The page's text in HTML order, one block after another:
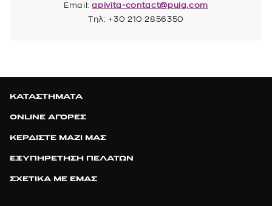
Email:apivita-contact@puig.com
Τηλ: +30 210 2856350
ΚΑΤΑΣΤΗΜΑΤΑ
ONLINE ΑΓΟΡΕΣ
ΚΕΡΔΙΣΤΕ ΜΑΖΙ ΜΑΣ
ΕΞΥΠΗΡΕΤΗΣΗ ΠΕΛΑΤΩΝ
ΣΧΕΤΙΚΑ ΜΕ ΕΜΑΣ